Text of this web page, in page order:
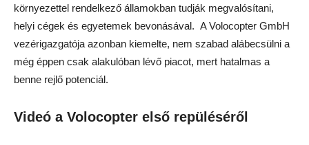
környezettel rendelkező államokban tudják megvalósítani,
helyi cégek és egyetemek bevonásával. A Volocopter GmbH
vezérigazgatója azonban kiemelte, nem szabad alábecsülni a
még éppen csak alakulóban lévő piacot, mert hatalmas a
benne rejlő potenciál.
Videó a Volocopter első repüléséről